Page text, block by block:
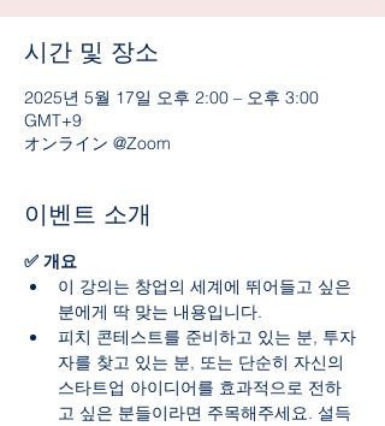
시간 및 장소
2025년 5월 17일 오후 2:00 – 오후 3:00
GMT+9
オンライン @Zoom
이벤트 소개
✅ 개요
이 강의는 창업의 세계에 뛰어들고 싶은
분에게 딱 맞는 내용입니다.
피치 콘테스트를 준비하고 있는 분, 투자
자를 찾고 있는 분, 또는 단순히 자신의
스타트업 아이디어를 효과적으로 전하
고 싶은 분들이라면 주목해주세요. 설득